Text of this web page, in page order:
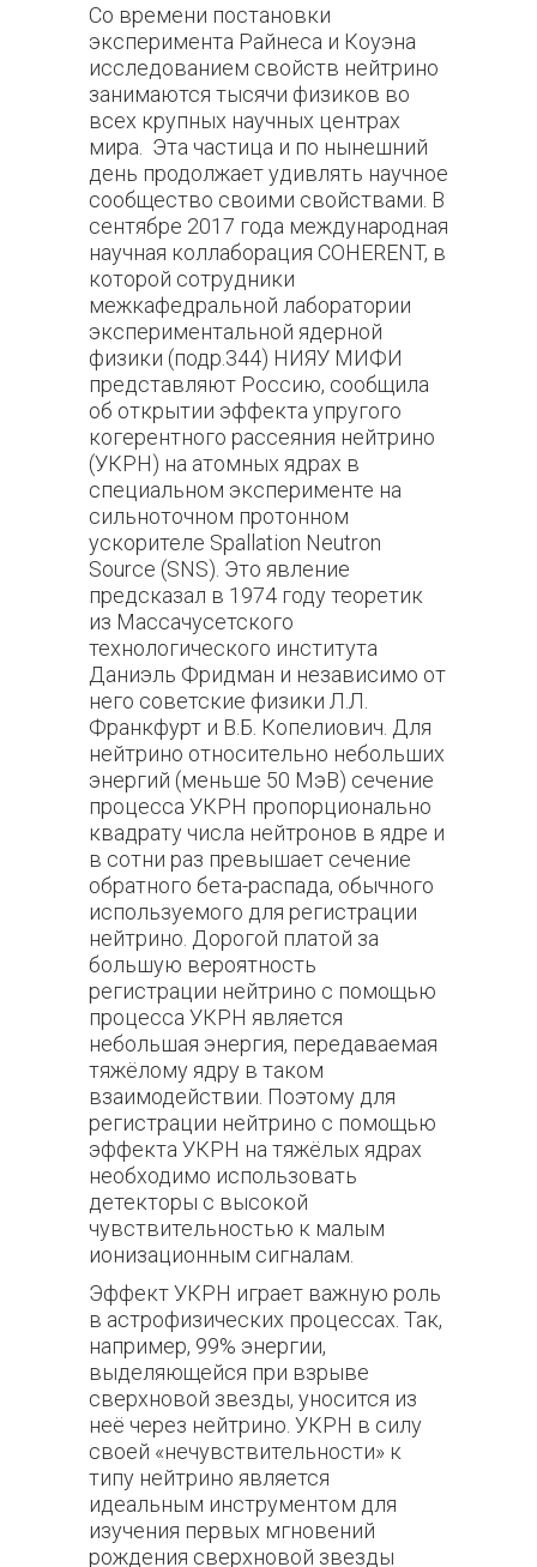
Со времени постановки
эксперимента Райнеса и Коуэна
исследованием свойств нейтрино
занимаются тысячи физиков во
всех крупных научных центрах
мира. Эта частица и по нынешний
день продолжает удивлять научное
сообщество своими свойствами. В
сентябре 2017 года международная
научная коллаборация COHERENT, в
которой сотрудники
межкафедральной лаборатории
экспериментальной ядерной
физики (подр.344) НИЯУ МИФИ
представляют Россию, сообщила
об открытии эффекта упругого
когерентного рассеяния нейтрино
(УКРН) на атомных ядрах в
специальном эксперименте на
сильноточном протонном
ускорителе Spallation Neutron
Source (SNS). Это явление
предсказал в 1974 году теоретик
из Массачусетского
технологического института
Даниэль Фридман и независимо от
него советские физики Л.Л.
Франкфурт и В.Б. Копелиович . Для
нейтрино относительно небольших
энергий (меньше 50 МэВ) сечение
процесса УКРН пропорционально
квадрату числа нейтронов в ядре и
в сотни раз превышает сечение
обратного бета-распада, обычного
используемого для регистрации
нейтрино. Дорогой платой за
большую вероятность
регистрации нейтрино с помощью
процесса УКРН является
небольшая энергия, передаваемая
тяжёлому ядру в таком
взаимодействии. Поэтому для
регистрации нейтрино с помощью
эффекта УКРН на тяжёлых ядрах
необходимо использовать
детекторы с высокой
чувствительностью к малым
ионизационным сигналам.
Эффект УКРН играет важную роль
в астрофизических процессах. Так,
например, 99% энергии,
выделяющейся при взрыве
сверхновой звезды, уносится из
неё через нейтрино. УКРН в силу
своей «нечувствительности» к
типу нейтрино является
идеальным инструментом для
изучения первых мгновений
рождения сверхновой звезды